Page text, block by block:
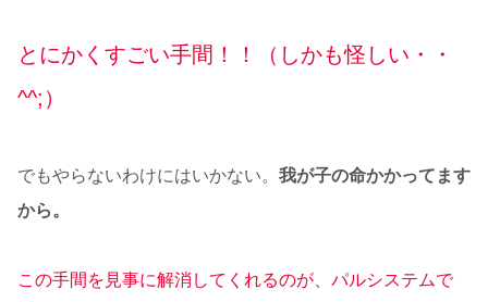
とにかくすごい手間！！（しかも怪しい・・
^^;）
でもやらないわけにはいかない。 我が子の命かかってます
から。
この手間を見事に解消してくれるのが、パルシステムで